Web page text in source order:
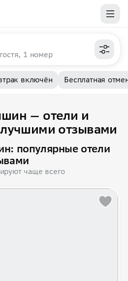
1 номер
включён Бесплатная
— отели и
отзывами
популярные отели
чаще всего